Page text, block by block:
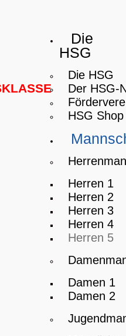
Die
HSG
Die HSG
Der HSG-
HSG Shop
Herren 1
Herren 2
Herren 3
Herren 4
Herren 5
Damen 1
Damen 2